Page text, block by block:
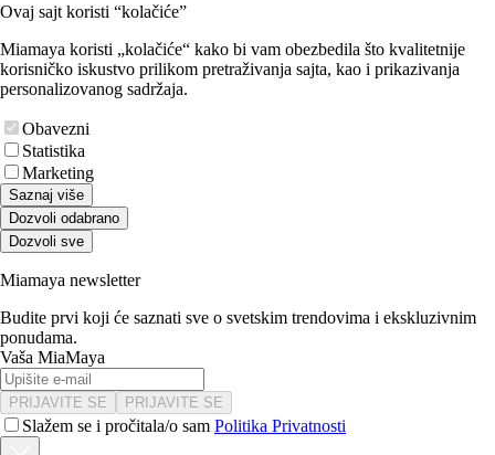
Ovaj sajt koristi “kolačiće”
Miamaya koristi „kolačiće“ kako bi vam obezbedila što kvalitetnije
korisničko iskustvo prilikom pretraživanja sajta, kao i prikazivanja
personalizovanog sadržaja.
Obavezni
Statistika
Marketing
Saznaj više
Dozvoli odabrano
Dozvoli sve
Miamaya newsletter
Budite prvi koji će saznati sve o svetskim trendovima i ekskluzivnim
ponudama.
Vaša MiaMaya
PRIJAVITE SE PRIJAVITE SE
Slažem se i pročitala/o sam Politika Privatnosti